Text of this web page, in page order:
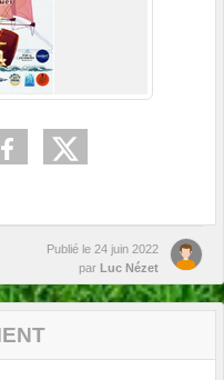
Publié le 24 juin 2022
par Luc Nézet